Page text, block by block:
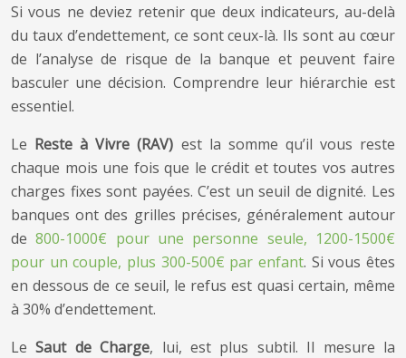
Si vous ne deviez retenir que deux indicateurs, au-delà
du taux d’endettement, ce sont ceux-là. Ils sont au cœur
de l’analyse de risque de la banque et peuvent faire
basculer une décision. Comprendre leur hiérarchie est
essentiel.
Le Reste à Vivre (RAV) est la somme qu’il vous reste
chaque mois une fois que le crédit et toutes vos autres
charges fixes sont payées. C’est un seuil de dignité. Les
banques ont des grilles précises, généralement autour
de800-1000€ pour une personne seule, 1200-1500€
pour un couple, plus 300-500€ par enfant. Si vous êtes
en dessous de ce seuil, le refus est quasi certain, même
à 30% d’endettement.
LeSaut de Charge, lui, est plus subtil. Il mesure la